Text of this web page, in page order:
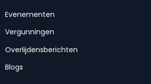
Evenementen
Vergunningen
Overlijdensberichten
Blogs